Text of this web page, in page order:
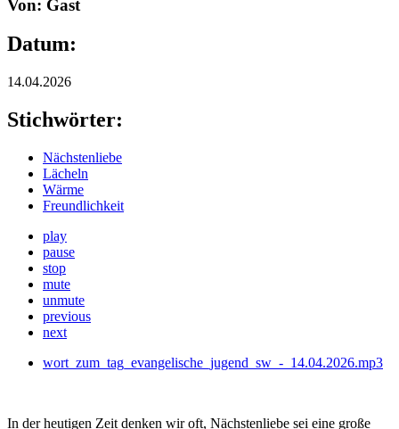
Von: Gast
Datum:
14.04.2026
Stichwörter:
Nächstenliebe
Lächeln
Wärme
Freundlichkeit
play
pause
stop
mute
unmute
previous
next
wort_zum_tag_evangelische_jugend_sw_-_14.04.2026.mp3
In der heutigen Zeit denken wir oft, Nächstenliebe sei eine große